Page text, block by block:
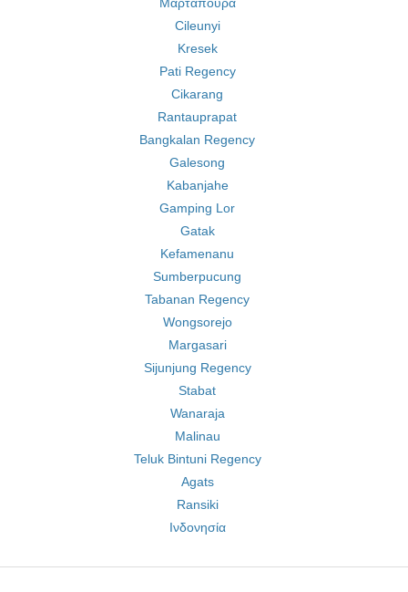
Cileunyi
Kresek
Pati Regency
Cikarang
Rantauprapat
Bangkalan Regency
Galesong
Kabanjahe
Gamping Lor
Gatak
Kefamenanu
Sumberpucung
Tabanan Regency
Wongsorejo
Margasari
Sijunjung Regency
Stabat
Wanaraja
Malinau
Teluk Bintuni Regency
Agats
Ransiki
Ινδονησία